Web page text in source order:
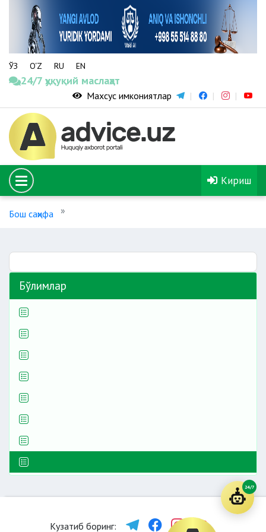
ЎЗ O‘Z RU EN
24/7 ҳуқуқий маслаҳат
Махсус имкониятлар
Кириш
Бош саҳифа
Бўлимлар
Кузатиб боринг:
24/7